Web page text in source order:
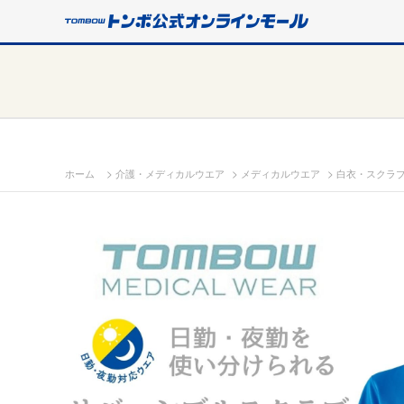
ホーム > 介護・メディカルウエア > メディカルウエア > 白衣・スクラ